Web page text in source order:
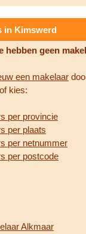
in Kimswerd
hebben geen
een makelaar
kies:
per provincie
per plaats
per netnummer
per postcode
Alkmaar